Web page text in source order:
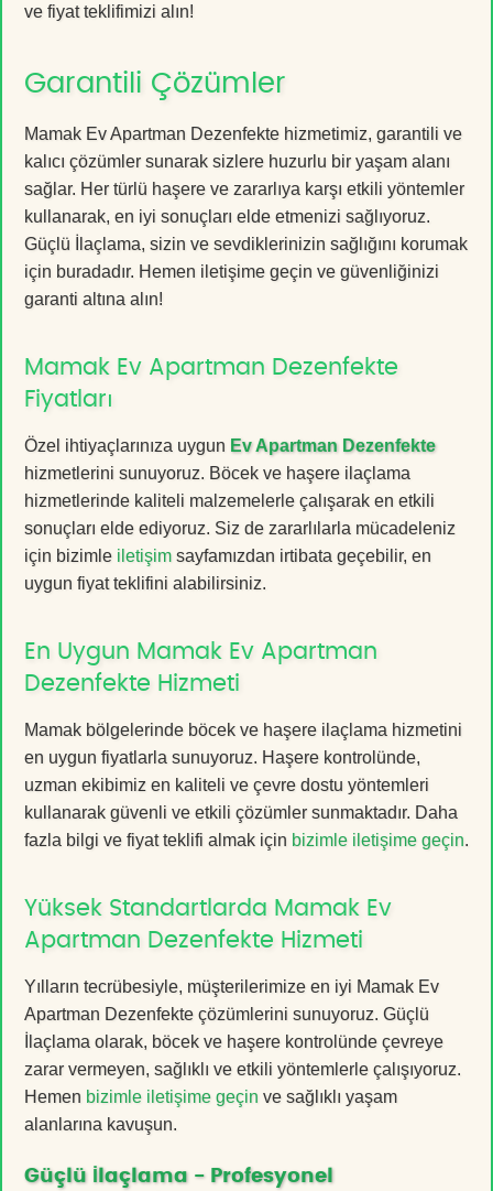
ve fiyat teklifimizi alın!
Garantili Çözümler
Mamak Ev Apartman Dezenfekte hizmetimiz, garantili ve
kalıcı çözümler sunarak sizlere huzurlu bir yaşam alanı
sağlar. Her türlü haşere ve zararlıya karşı etkili yöntemler
kullanarak, en iyi sonuçları elde etmenizi sağlıyoruz.
Güçlü İlaçlama, sizin ve sevdiklerinizin sağlığını korumak
için buradadır. Hemen iletişime geçin ve güvenliğinizi
garanti altına alın!
Mamak Ev Apartman Dezenfekte
Fiyatları
Özel ihtiyaçlarınıza uygun Ev Apartman Dezenfekte
hizmetlerini sunuyoruz. Böcek ve haşere ilaçlama
hizmetlerinde kaliteli malzemelerle çalışarak en etkili
sonuçları elde ediyoruz. Siz de zararlılarla mücadeleniz
için bizimle iletişim sayfamızdan irtibata geçebilir, en
uygun fiyat teklifini alabilirsiniz.
En Uygun Mamak Ev Apartman
Dezenfekte Hizmeti
Mamak bölgelerinde böcek ve haşere ilaçlama hizmetini
en uygun fiyatlarla sunuyoruz. Haşere kontrolünde,
uzman ekibimiz en kaliteli ve çevre dostu yöntemleri
kullanarak güvenli ve etkili çözümler sunmaktadır. Daha
fazla bilgi ve fiyat teklifi almak için bizimle iletişime geçin.
Yüksek Standartlarda Mamak Ev
Apartman Dezenfekte Hizmeti
Yılların tecrübesiyle, müşterilerimize en iyi Mamak Ev
Apartman Dezenfekte çözümlerini sunuyoruz. Güçlü
İlaçlama olarak, böcek ve haşere kontrolünde çevreye
zarar vermeyen, sağlıklı ve etkili yöntemlerle çalışıyoruz.
Hemen bizimle iletişime geçin ve sağlıklı yaşam
alanlarına kavuşun.
Güçlü İlaçlama - Profesyonel